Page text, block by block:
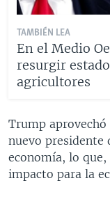
TAMBIÉN LEA
En el Medio
resurgir
agricultores
Trump aprovechó
nuevo presidente
economía, lo
impacto para la